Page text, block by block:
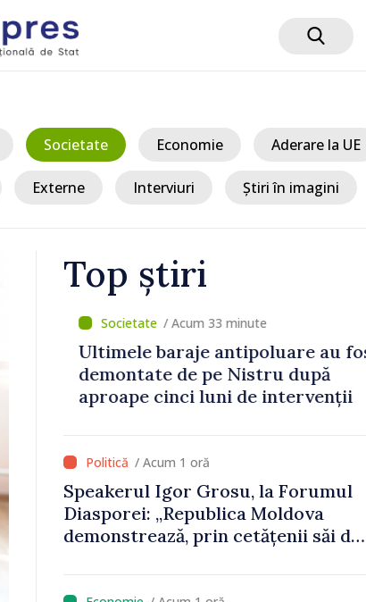
Societate Economie Aderare la UE
Externe Interviuri Știri în imagini
Top știri
/ Acum 33 minute
Ultimele baraje antipoluare au fost
demontate de pe Nistru după
aproape cinci luni de intervenții
/ Acum 1 oră
Speakerul Igor Grosu, la Forumul
Diasporei: „Republica Moldova
demonstrează, prin cetățenii săi de